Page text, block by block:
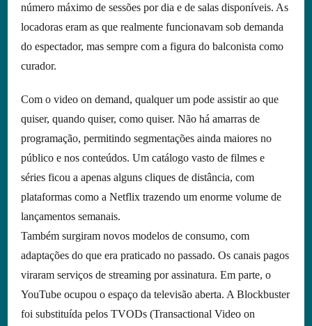
número máximo de sessões por dia e de salas disponíveis. As
locadoras eram as que realmente funcionavam sob demanda
do espectador, mas sempre com a figura do balconista como
curador.
Com o video on demand, qualquer um pode assistir ao que
quiser, quando quiser, como quiser. Não há amarras de
programação, permitindo segmentações ainda maiores no
público e nos conteúdos. Um catálogo vasto de filmes e
séries ficou a apenas alguns cliques de distância, com
plataformas como a Netflix trazendo um enorme volume de
lançamentos semanais.
Também surgiram novos modelos de consumo, com
adaptações do que era praticado no passado. Os canais pagos
viraram serviços de streaming por assinatura. Em parte, o
YouTube ocupou o espaço da televisão aberta. A Blockbuster
foi substituída pelos TVODs (Transactional Video on